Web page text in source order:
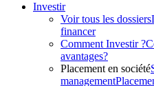
Investir
Voir tous les dossiers
financer
Comment Investir ?
avantages?
Placement en société
management